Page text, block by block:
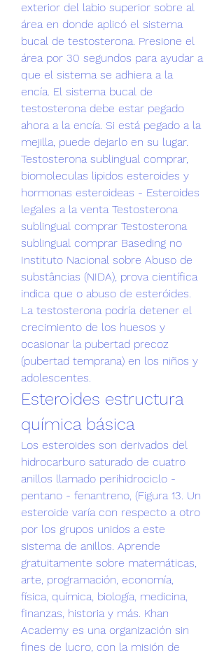
exterior del labio superior sobre al
área en donde aplicó el sistema
bucal de testosterona. Presione el
área por 30 segundos para ayudar a
que el sistema se adhiera a la
encía. El sistema bucal de
testosterona debe estar pegado
ahora a la encía. Si está pegado a la
mejilla, puede dejarlo en su lugar.
Testosterona sublingual comprar,
biomoleculas lipidos esteroides y
hormonas esteroideas - Esteroides
legales a la venta Testosterona
sublingual comprar Testosterona
sublingual comprar Baseding no
Instituto Nacional sobre Abuso de
substâncias (NIDA), prova científica
indica que o abuso de esteróides.
La testosterona podría detener el
crecimiento de los huesos y
ocasionar la pubertad precoz
(pubertad temprana) en los niños y
adolescentes.
Esteroides estructura
química básica
Los esteroides son derivados del
hidrocarburo saturado de﻿ cuatro
anillos llamado perihidrociclo -
pentano - fenantreno, (Figura﻿ 13. Un
esteroide varía con respecto a otro
por los grupos unidos a este
sistema de anillos. Aprende
gratuitamente sobre matemáticas,
arte, programación, economía,
física, química, biología, medicina,
finanzas, historia y más. Khan
Academy es una organización sin
fines de lucro, con la misión de